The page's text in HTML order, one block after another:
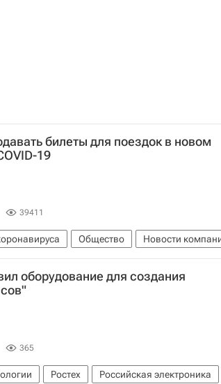
билеты для поездок в новом
19
39411
Общество Новости
COVID-19 Коронавирус в России
оборудование для создания
365
Ростех Российская электроника